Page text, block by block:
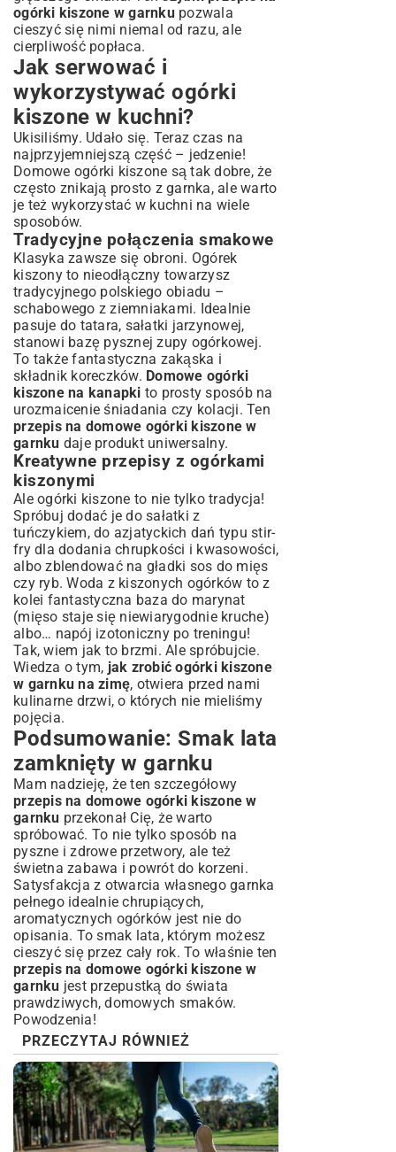
ogórki kiszone w garnkupozwala
cieszyć się nimi niemal od razu, ale
cierpliwość popłaca.
Jak serwować i
wykorzystywać ogórki
kiszone w kuchni?
Ukisiliśmy. Udało się. Teraz czas na
najprzyjemniejszą część – jedzenie!
Domowe ogórki kiszone są tak dobre, że
często znikają prosto z garnka, ale warto
je też wykorzystać w kuchni na wiele
sposobów.
Tradycyjne połączenia smakowe
Klasyka zawsze się obroni. Ogórek
kiszony to nieodłączny towarzysz
tradycyjnego polskiego obiadu –
schabowego z ziemniakami. Idealnie
pasuje do tatara, sałatki jarzynowej,
stanowi bazę pysznej zupy ogórkowej.
To także fantastyczna zakąska i
składnik koreczków. Domowe ogórki
kiszone na kanapki to prosty sposób na
urozmaicenie śniadania czy kolacji. Ten
przepis na domowe ogórki kiszone w
garnku daje produkt uniwersalny.
Kreatywne przepisy z ogórkami
kiszonymi
Ale ogórki kiszone to nie tylko tradycja!
Spróbuj dodać je do sałatki z
tuńczykiem, do azjatyckich dań typu stir-
fry dla dodania chrupkości i kwasowości,
albo zblendować na gładki sos do mięs
czy ryb. Woda z kiszonych ogórków to z
kolei fantastyczna baza do marynat
(mięso staje się niewiarygodnie kruche)
albo… napój izotoniczny po treningu!
Tak, wiem jak to brzmi. Ale spróbujcie.
Wiedza o tym, jak zrobić ogórki kiszone
w garnku na zimę, otwiera przed nami
kulinarne drzwi, o których nie mieliśmy
pojęcia.
Podsumowanie: Smak lata
zamknięty w garnku
Mam nadzieję, że ten szczegółowy
przepis na domowe ogórki kiszone w
garnku przekonał Cię, że warto
spróbować. To nie tylko sposób na
pyszne i zdrowe przetwory, ale też
świetna zabawa i powrót do korzeni.
Satysfakcja z otwarcia własnego garnka
pełnego idealnie chrupiących,
aromatycznych ogórków jest nie do
opisania. To smak lata, którym możesz
cieszyć się przez cały rok. To właśnie ten
przepis na domowe ogórki kiszone w
garnku jest przepustką do świata
prawdziwych, domowych smaków.
Powodzenia!
PRZECZYTAJ RÓWNIEŻ